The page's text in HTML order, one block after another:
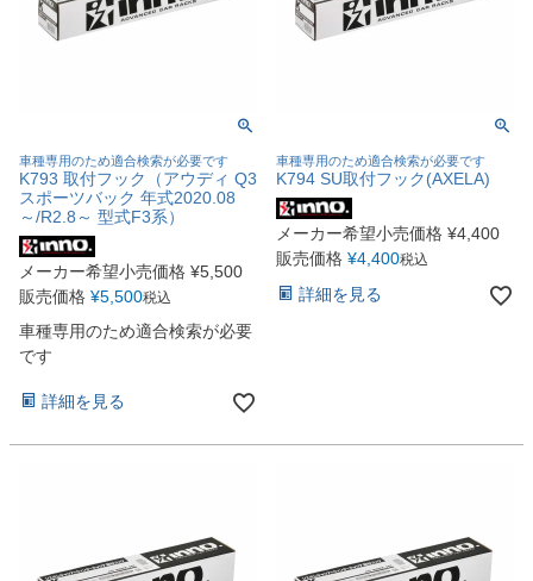
車種専用のため適合検索が必要です
K793 取付フック（アウディ Q3
スポーツバック 年式2020.08
～/R2.8～ 型式F3系）
メーカー希望小売価格 ¥5,500
販売価格 ¥5,500税込
車種専用のため適合検索が必要
です
詳細を見る
車種専用のため適合検索が必要です
K794 SU取付フック(AXELA)
メーカー希望小売価格 ¥4,400
販売価格 ¥4,400税込
詳細を見る